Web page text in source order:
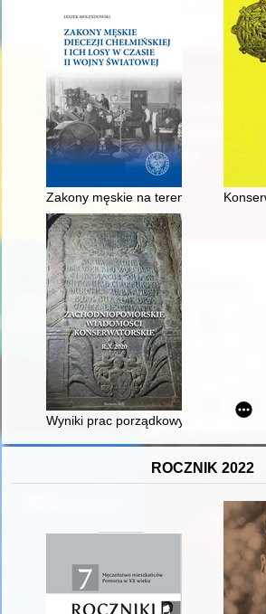
Zakony męskie na terenie diecezji
Wyniki prac porządkowych i
ROCZNIK 2022